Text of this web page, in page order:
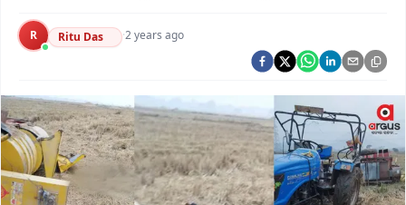
Argus Swaad Odisha
Argus Chalo Dekhein Apna Desh
R Ritu Das ·2 years ago